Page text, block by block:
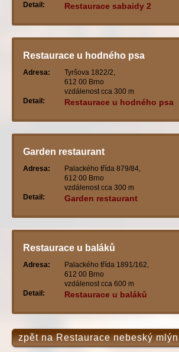
Detail:
Restaurace sabaidy 2
Restaurace u hodného psa
Adresa:
Tyršova 1822/2,
612 00 Brno
vzdálenost cca 300 m
Detail:
Restaurace u hodného psa
Garden restaurant
Adresa:
Palackého třída 879/84,
612 00 Brno
vzdálenost cca 300 m
Detail:
Garden restaurant
Restaurace u baláků
Adresa:
Palackého třída 1891/162,
612 00 Brno
vzdálenost cca 600 m
Detail:
Restaurace u baláků
zpět na Restaurace nebeský mlýn